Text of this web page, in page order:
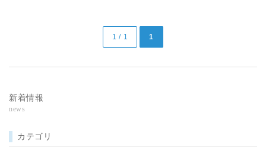
1 / 1 1
新着情報
news
カテゴリ